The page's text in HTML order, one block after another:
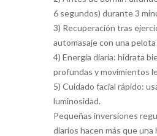
6 segundos) durante 3
3) Recuperación tras
automasaje con una
4) Energía diaria: hidrata
profundas y movimientos
5) Cuidado facial rápido:
luminosidad.
Pequeñas inversiones
diarios hacen más que una